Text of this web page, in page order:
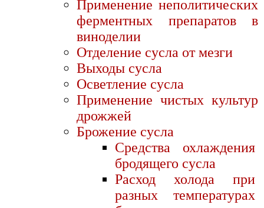
Применение неполитических
ферментных препаратов в
виноделии
Отделение сусла от мезги
Выходы сусла
Осветление сусла
Применение чистых культур
дрожжей
Брожение сусла
Средства охлаждения
бродящего сусла
Расход холода при
разных температурах